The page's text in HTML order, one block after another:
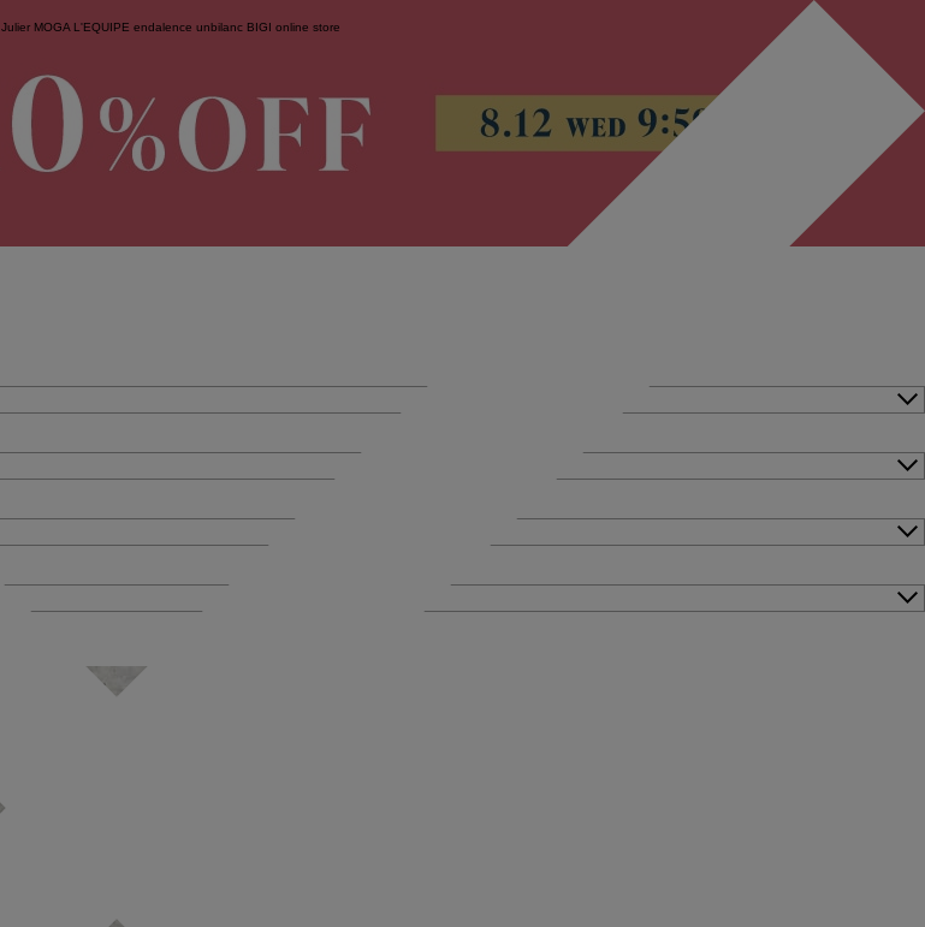
Julier MOGA L'EQUIPE endalence unbilanc BIGI online store